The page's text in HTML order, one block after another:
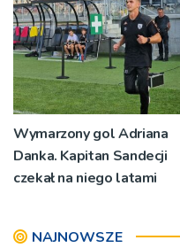
Wymarzony gol Adriana
Danka. Kapitan Sandecji
czekał na niego latami
NAJNOWSZE